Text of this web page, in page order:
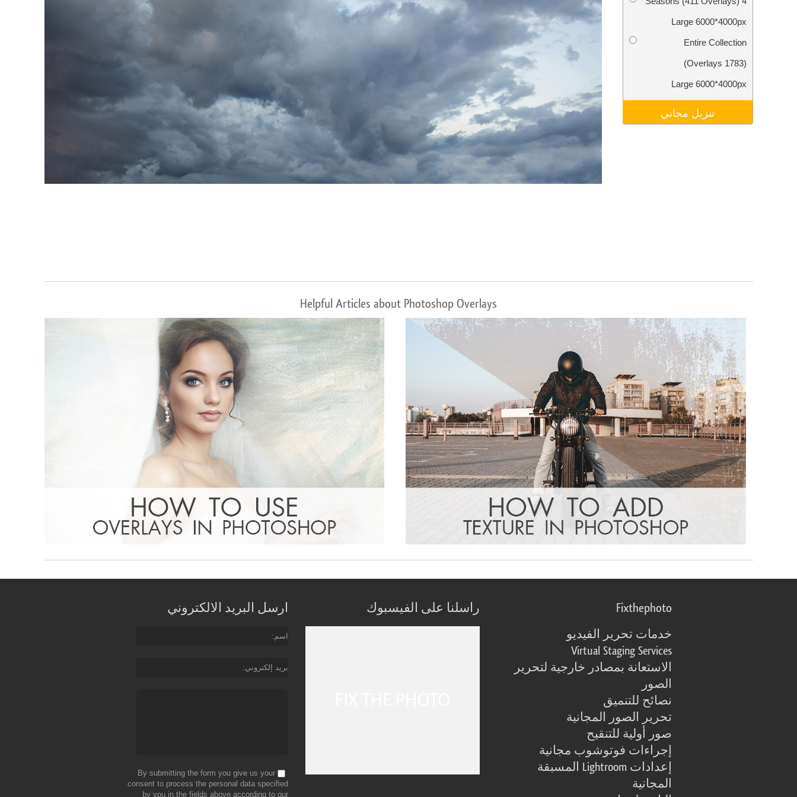
تنقيح المنتجات خدمات تنميق المجوهرات بيانات تدريب الذكاء
الاصطناعي
Large 6000*4000px
Entire Collection
(1783 Overlays)
Large 6000*4000px
تنزيل مجاني
Helpful Articles about Photoshop Overlays
ارسل البريد الالكتروني
اسم
بريد إلكتروني
By submitting the form you give us your
consent to process the personal data specified
by you in the fields above according to our
راسلنا على الفيسبوك Fixthephoto
خدمات تحرير الفيديو
Virtual Staging Services
الاستعانة بمصادر خارجية لتحرير
الصور
نصائح للتنميق
تحرير الصور المجانية
صور أولية للتنقيح
إجراءات فوتوشوب مجانية
إعدادات Lightroom المسبقة
المجانية